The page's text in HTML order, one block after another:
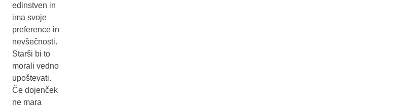
edinstven in
ima svoje
preference in
nevšečnosti.
Starši bi to
morali vedno
upoštevati.
Če dojenček
ne mara